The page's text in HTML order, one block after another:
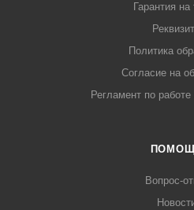
Гарантия на
Политика
Согласие на
Регламент по
Вопрос-